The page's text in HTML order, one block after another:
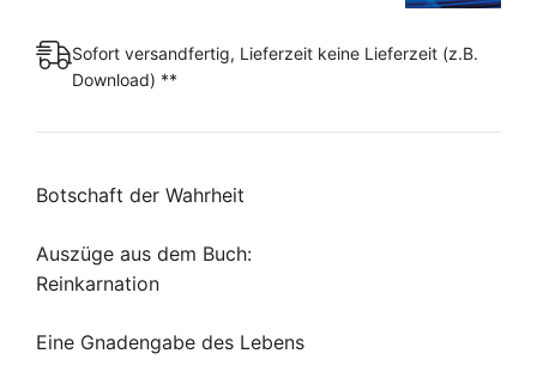
Sofort versandfertig, Lieferzeit keine Lieferzeit (z.B.
Download) **
Botschaft der Wahrheit
Auszüge aus dem Buch:
Reinkarnation
Eine Gnadengabe des Lebens